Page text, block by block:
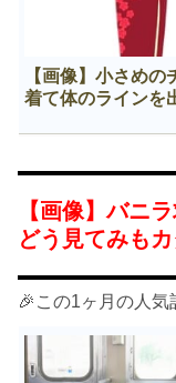
【画像】小さめの
着て体のラインを
【画像】バニ
どう見てみも
🎉この1ヶ月の人